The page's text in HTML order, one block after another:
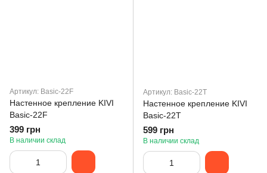
Артикул: Basic-22F
Настенное крепление KIVI
Basic-22F
399 грн
В наличии склад
Артикул: Basic-22T
Настенное крепление KIVI
Basic-22T
599 грн
В наличии склад